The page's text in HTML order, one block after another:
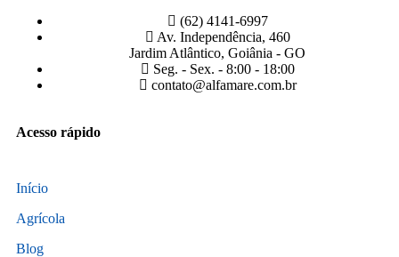
(62) 4141-6997
Av. Independência, 460
Jardim Atlântico, Goiânia - GO
Seg. - Sex. - 8:00 - 18:00
contato@alfamare.com.br
Acesso rápido
Início
Agrícola
Blog